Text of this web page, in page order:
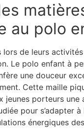
au polo
de leurs
Le polo enfant à
une douceur
Cette maille
jeunes porteurs
pour s’adapter
énergiques